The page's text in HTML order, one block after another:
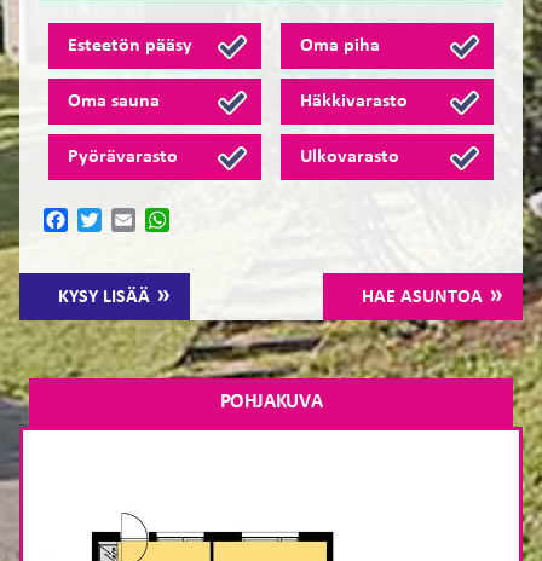
Esteetön pääsy Oma piha
Oma sauna Häkkivarasto
Pyörävarasto Ulkovarasto
KYSY LISÄÄ HAE ASUNTOA
FacebookTwitterEmail
POHJAKUVA